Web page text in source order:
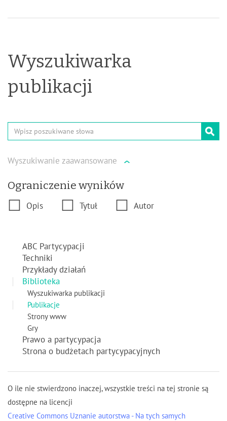
Wyszukiwarka
publikacji
Wpisz
poszukiwane
Wyszukiwanie zaawansowane
›
Ograniczenie wyników
Opis Tytuł Autor
ABC Partycypacji
Techniki
Przykłady działań
Biblioteka
Wyszukiwarka publikacji
Publikacje
Strony www
Gry
Prawo a partycypacja
Strona o budżetach partycypacyjnych
O ile nie stwierdzono inaczej, wszystkie treści na tej stronie są
dostępne na licencji
Creative Commons Uznanie autorstwa - Na tych samych